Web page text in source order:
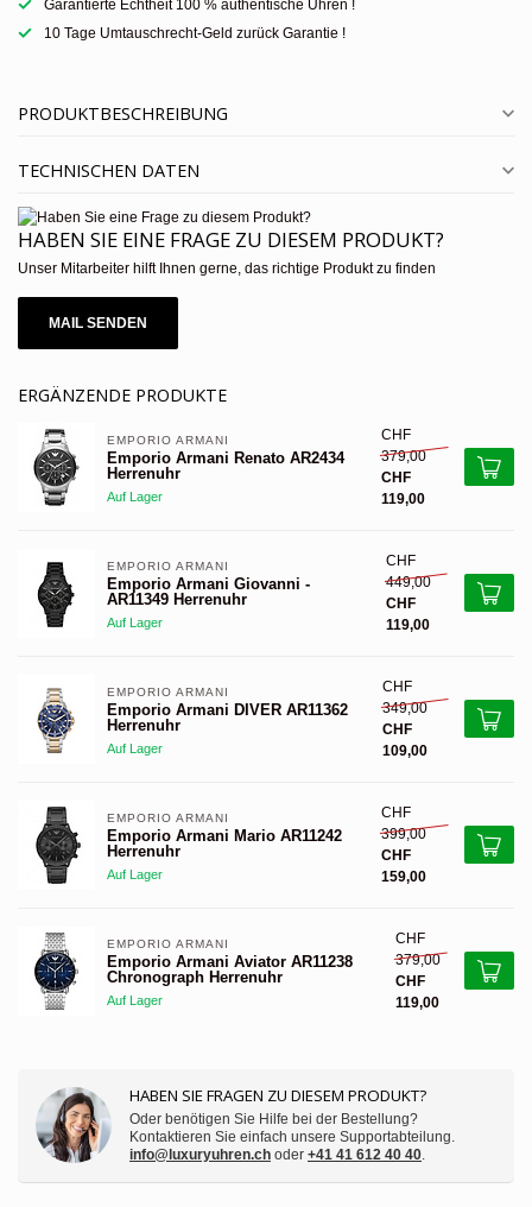
Garantierte Echtheit 100 % authentische Uhren !
10 Tage Umtauschrecht-Geld zurück Garantie !
PRODUKTBESCHREIBUNG
TECHNISCHEN DATEN
HABEN SIE EINE FRAGE ZU DIESEM PRODUKT?
Unser Mitarbeiter hilft Ihnen gerne, das richtige Produkt zu finden
MAIL SENDEN
ERGÄNZENDE PRODUKTE
EMPORIO ARMANI
Emporio Armani Renato AR2434
Herrenuhr
Auf Lager
CHF
379,00
CHF
119,00
EMPORIO ARMANI
Emporio Armani Giovanni -
AR11349 Herrenuhr
Auf Lager
CHF
449,00
CHF
119,00
EMPORIO ARMANI
Emporio Armani DIVER AR11362
Herrenuhr
Auf Lager
CHF
349,00
CHF
109,00
EMPORIO ARMANI
Emporio Armani Mario AR11242
Herrenuhr
Auf Lager
CHF
399,00
CHF
159,00
EMPORIO ARMANI
Emporio Armani Aviator AR11238
Chronograph Herrenuhr
Auf Lager
CHF
379,00
CHF
119,00
HABEN SIE FRAGEN ZU DIESEM PRODUKT?
Oder benötigen Sie Hilfe bei der Bestellung?
Kontaktieren Sie einfach unsere Supportabteilung.
info@luxuryuhren.ch oder +41 41 612 40 40